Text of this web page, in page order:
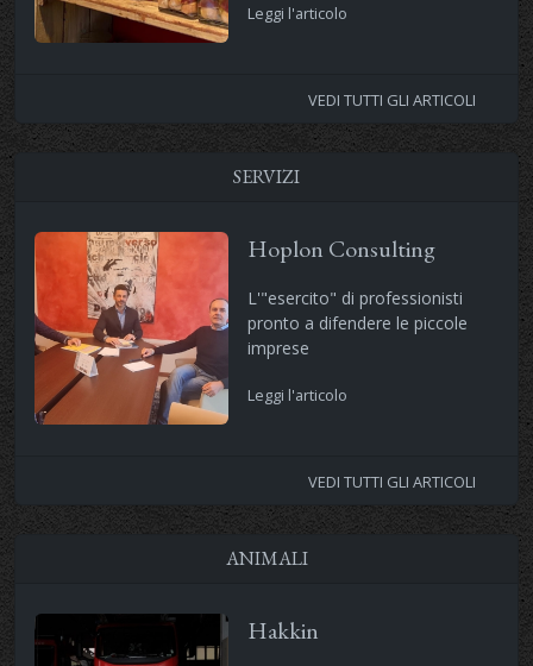
Leggi l'articolo
VEDI TUTTI GLI ARTICOLI
SERVIZI
Hoplon Consulting
L'"esercito" di professionisti
pronto a difendere le piccole
imprese
Leggi l'articolo
VEDI TUTTI GLI ARTICOLI
ANIMALI
Hakkin